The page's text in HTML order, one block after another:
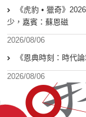
《虎豹 • 獵奇》
少，嘉賓：蘇恩磁
2026/08/06
《恩典時刻：時代
2026/08/06